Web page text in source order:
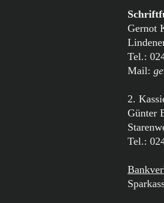
Gernot
Tel.:
Mail:
2.
Günter
Tel.: